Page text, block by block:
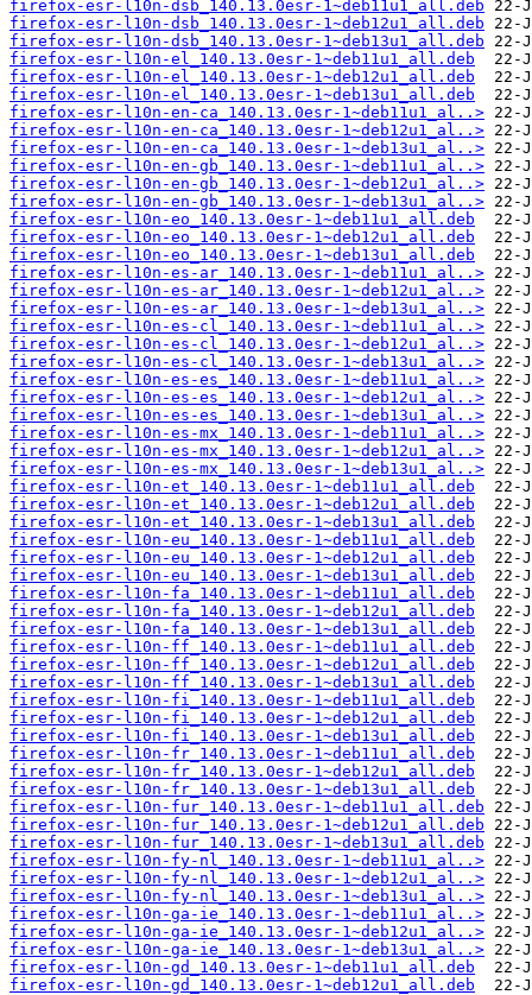
firefox-esr-l10n-dsb_140.13.0esr-1~deb11u1_all.deb
firefox-esr-l10n-dsb_140.13.0esr-1~deb12u1_all.deb
firefox-esr-l10n-dsb_140.13.0esr-1~deb13u1_all.deb
firefox-esr-l10n-el_140.13.0esr-1~deb11u1_all.deb
firefox-esr-l10n-el_140.13.0esr-1~deb12u1_all.deb
firefox-esr-l10n-el_140.13.0esr-1~deb13u1_all.deb
firefox-esr-l10n-en-ca_140.13.0esr-1~deb11u1_al..>
firefox-esr-l10n-en-ca_140.13.0esr-1~deb12u1_al..>
firefox-esr-l10n-en-ca_140.13.0esr-1~deb13u1_al..>
firefox-esr-l10n-en-gb_140.13.0esr-1~deb11u1_al..>
firefox-esr-l10n-en-gb_140.13.0esr-1~deb12u1_al..>
firefox-esr-l10n-en-gb_140.13.0esr-1~deb13u1_al..>
firefox-esr-l10n-eo_140.13.0esr-1~deb11u1_all.deb
firefox-esr-l10n-eo_140.13.0esr-1~deb12u1_all.deb
firefox-esr-l10n-eo_140.13.0esr-1~deb13u1_all.deb
firefox-esr-l10n-es-ar_140.13.0esr-1~deb11u1_al..>
firefox-esr-l10n-es-ar_140.13.0esr-1~deb12u1_al..>
firefox-esr-l10n-es-ar_140.13.0esr-1~deb13u1_al..>
firefox-esr-l10n-es-cl_140.13.0esr-1~deb11u1_al..>
firefox-esr-l10n-es-cl_140.13.0esr-1~deb12u1_al..>
firefox-esr-l10n-es-cl_140.13.0esr-1~deb13u1_al..>
firefox-esr-l10n-es-es_140.13.0esr-1~deb11u1_al..>
firefox-esr-l10n-es-es_140.13.0esr-1~deb12u1_al..>
firefox-esr-l10n-es-es_140.13.0esr-1~deb13u1_al..>
firefox-esr-l10n-es-mx_140.13.0esr-1~deb11u1_al..>
firefox-esr-l10n-es-mx_140.13.0esr-1~deb12u1_al..>
firefox-esr-l10n-es-mx_140.13.0esr-1~deb13u1_al..>
firefox-esr-l10n-et_140.13.0esr-1~deb11u1_all.deb
firefox-esr-l10n-et_140.13.0esr-1~deb12u1_all.deb
firefox-esr-l10n-et_140.13.0esr-1~deb13u1_all.deb
firefox-esr-l10n-eu_140.13.0esr-1~deb11u1_all.deb
firefox-esr-l10n-eu_140.13.0esr-1~deb12u1_all.deb
firefox-esr-l10n-eu_140.13.0esr-1~deb13u1_all.deb
firefox-esr-l10n-fa_140.13.0esr-1~deb11u1_all.deb
firefox-esr-l10n-fa_140.13.0esr-1~deb12u1_all.deb
firefox-esr-l10n-fa_140.13.0esr-1~deb13u1_all.deb
firefox-esr-l10n-ff_140.13.0esr-1~deb11u1_all.deb
firefox-esr-l10n-ff_140.13.0esr-1~deb12u1_all.deb
firefox-esr-l10n-ff_140.13.0esr-1~deb13u1_all.deb
firefox-esr-l10n-fi_140.13.0esr-1~deb11u1_all.deb
firefox-esr-l10n-fi_140.13.0esr-1~deb12u1_all.deb
firefox-esr-l10n-fi_140.13.0esr-1~deb13u1_all.deb
firefox-esr-l10n-fr_140.13.0esr-1~deb11u1_all.deb
firefox-esr-l10n-fr_140.13.0esr-1~deb12u1_all.deb
firefox-esr-l10n-fr_140.13.0esr-1~deb13u1_all.deb
firefox-esr-l10n-fur_140.13.0esr-1~deb11u1_all.deb
firefox-esr-l10n-fur_140.13.0esr-1~deb12u1_all.deb
firefox-esr-l10n-fur_140.13.0esr-1~deb13u1_all.deb
firefox-esr-l10n-fy-nl_140.13.0esr-1~deb11u1_al..>
firefox-esr-l10n-fy-nl_140.13.0esr-1~deb12u1_al..>
firefox-esr-l10n-fy-nl_140.13.0esr-1~deb13u1_al..>
firefox-esr-l10n-ga-ie_140.13.0esr-1~deb11u1_al..>
firefox-esr-l10n-ga-ie_140.13.0esr-1~deb12u1_al..>
firefox-esr-l10n-ga-ie_140.13.0esr-1~deb13u1_al..>
firefox-esr-l10n-gd_140.13.0esr-1~deb11u1_all.deb
firefox-esr-l10n-gd_140.13.0esr-1~deb12u1_all.deb